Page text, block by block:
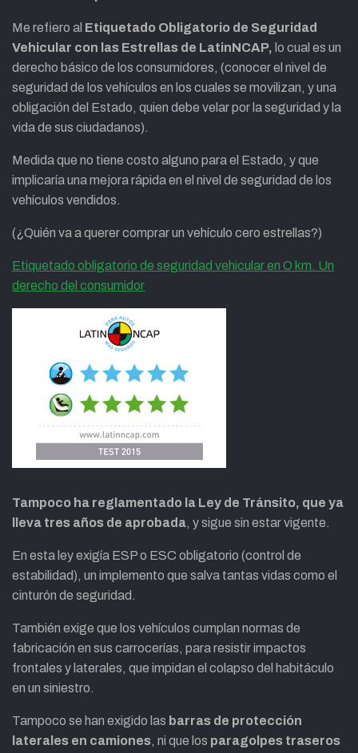
Me refiero al Etiquetado Obligatorio de Seguridad
Vehicular con las Estrellas de LatinNCAP, lo cual es un
derecho básico de los consumidores, (conocer el nivel de
seguridad de los vehículos en los cuales se movilizan, y una
obligación del Estado, quien debe velar por la seguridad y la
vida de sus ciudadanos).
Medida que no tiene costo alguno para el Estado, y que
implicaría una mejora rápida en el nivel de seguridad de los
vehículos vendidos.
(¿Quién va a querer comprar un vehículo cero estrellas?)
Etiquetado obligatorio de seguridad vehicular en O km. Un
derecho del consumidor
Tampoco ha reglamentado la Ley de Tránsito, que ya
lleva tres años de aprobada, y sigue sin estar vigente.
En esta ley exigía ESP o ESC obligatorio (control de
estabilidad), un implemento que salva tantas vidas como el
cinturón de seguridad.
También exige que los vehículos cumplan normas de
fabricación en sus carrocerías, para resistir impactos
frontales y laterales, que impidan el colapso del habitáculo
en un siniestro.
Tampoco se han exigido las barras de protección
laterales en camiones, ni que los paragolpes traseros